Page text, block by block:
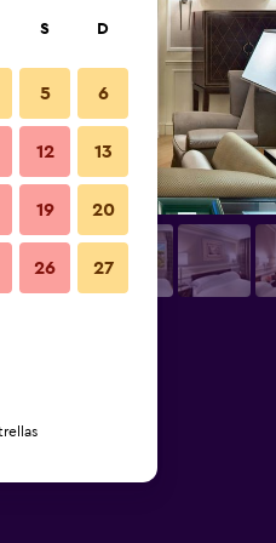
S D
5 6
12 13
19 20
26 27